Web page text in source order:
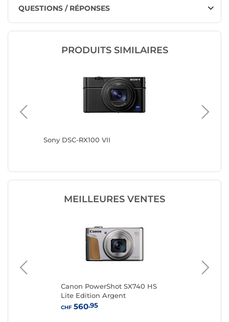
QUESTIONS / RÉPONSES
PRODUITS SIMILAIRES
Sony DSC-RX100 VII
MEILLEURES VENTES
Canon PowerShot SX740 HS
Lite Edition Argent
CHF560.95